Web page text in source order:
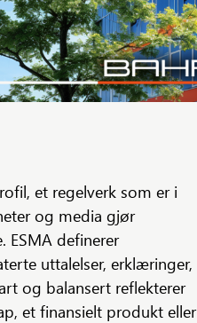
et regelverk som er i
og media gjør
ESMA definerer
uttalelser, erklæringer,
og balansert reflekterer
et finansielt produkt eller